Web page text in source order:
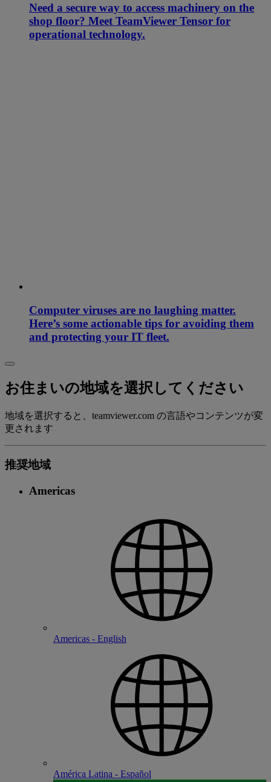
Need a secure way to access machinery on the
shop floor? Meet TeamViewer Tensor for
operational technology.
Computer viruses are no laughing matter.
Here’s some actionable tips for avoiding them
and protecting your IT fleet.
お住まいの地域を選択してください
地域を選択すると、teamviewer.com の言語やコンテンツが変
更されます
推奨地域
Americas
Americas - English
América Latina - Español